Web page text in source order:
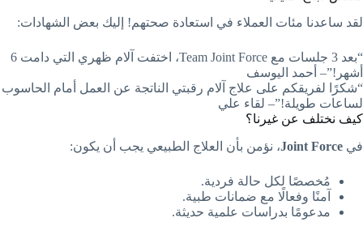
لقد ساعدنا مئات العملاء في استعادة صحتهم! إليك بعض الشهادات:
“بعد 3 جلسات مع Team Joint Force، اختفت آلام ظهري التي دامت 6
أشهر!”– أحمد اليوسف
“شكرًا لفريقكم على علاج آلام رقبتي الناتجة عن العمل أمام الحاسوب
لساعات طويلة!”– لقاء علي
كيف نختلف عن غيرنا؟
في Joint Force، نؤمن بأن العلاج الطبيعي يجب أن يكون:
مُخصصًا لكل حالة فردية.
آمنًا وفعالًا مع ضمانات طبية.
مدعومًا بدراسات علمية حديثة.